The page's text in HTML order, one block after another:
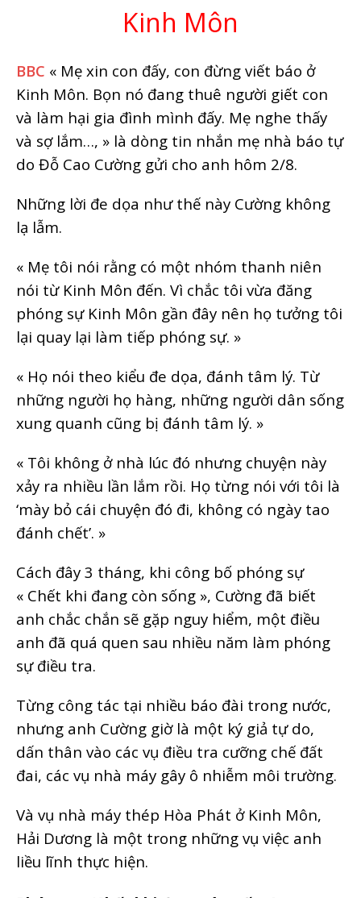
Kinh Môn
BBC « Mẹ xin con đấy, con đừng viết báo ở
Kinh Môn. Bọn nó đang thuê người giết con
và làm hại gia đình mình đấy. Mẹ nghe thấy
và sợ lắm…, » là dòng tin nhắn mẹ nhà báo tự
do Đỗ Cao Cường gửi cho anh hôm 2/8.
Những lời đe dọa như thế này Cường không
lạ lẫm.
« Mẹ tôi nói rằng có một nhóm thanh niên
nói từ Kinh Môn đến. Vì chắc tôi vừa đăng
phóng sự Kinh Môn gần đây nên họ tưởng tôi
lại quay lại làm tiếp phóng sự. »
« Họ nói theo kiểu đe dọa, đánh tâm lý. Từ
những người họ hàng, những người dân sống
xung quanh cũng bị đánh tâm lý. »
« Tôi không ở nhà lúc đó nhưng chuyện này
xảy ra nhiều lần lắm rồi. Họ từng nói với tôi là
‘mày bỏ cái chuyện đó đi, không có ngày tao
đánh chết’. »
Cách đây 3 tháng, khi công bố phóng sự
« Chết khi đang còn sống », Cường đã biết
anh chắc chắn sẽ gặp nguy hiểm, một điều
anh đã quá quen sau nhiều năm làm phóng
sự điều tra.
Từng công tác tại nhiều báo đài trong nước,
nhưng anh Cường giờ là một ký giả tự do,
dấn thân vào các vụ điều tra cưỡng chế đất
đai, các vụ nhà máy gây ô nhiễm môi trường.
Và vụ nhà máy thép Hòa Phát ở Kinh Môn,
Hải Dương là một trong những vụ việc anh
liều lĩnh thực hiện.